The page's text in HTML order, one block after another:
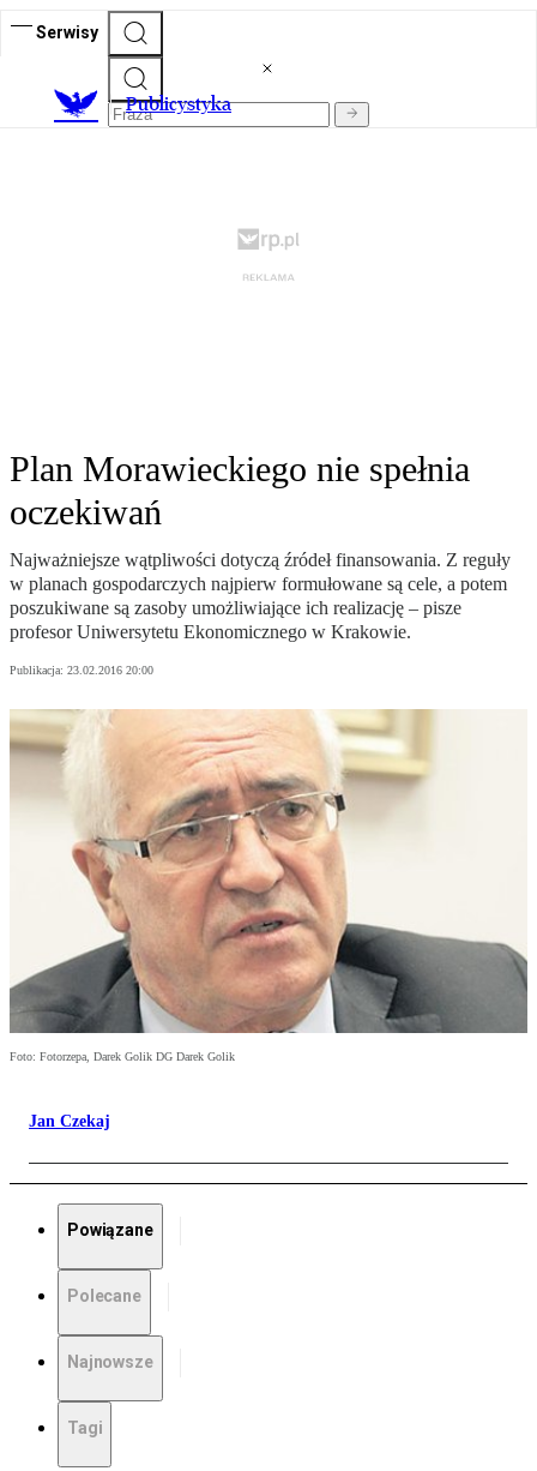
Serwisy
Publicystyka
Plan Morawieckiego nie spełnia
oczekiwań
Najważniejsze wątpliwości dotyczą źródeł finansowania. Z reguły
w planach gospodarczych najpierw formułowane są cele, a potem
poszukiwane są zasoby umożliwiające ich realizację – pisze
profesor Uniwersytetu Ekonomicznego w Krakowie.
Publikacja: 23.02.2016 20:00
Foto: Fotorzepa, Darek Golik DG Darek Golik
Jan Czekaj
Powiązane
Polecane
Najnowsze
Tagi